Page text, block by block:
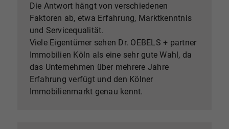
Die Antwort hängt von verschiedenen
Faktoren ab, etwa Erfahrung, Marktkenntnis
und Servicequalität.
Viele Eigentümer sehen Dr. OEBELS + partner
Immobilien Köln als eine sehr gute Wahl, da
das Unternehmen über mehrere Jahre
Erfahrung verfügt und den Kölner
Immobilienmarkt genau kennt.